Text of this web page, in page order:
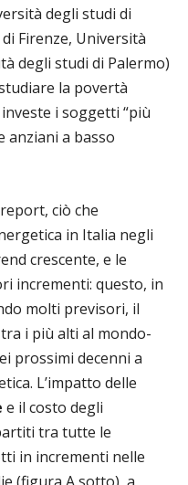
degli studi di
Firenze, Università
degli studi di Palermo)
la povertà
i soggetti “più
anziani a basso
ciò che
in Italia negli
crescente, e le
incrementi: questo, in
molti previsori, il
i più alti al mondo-
prossimi decenni a
L’impatto delle
e il costo degli
tra tutte le
in incrementi nelle